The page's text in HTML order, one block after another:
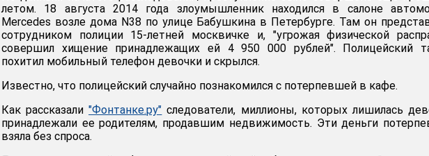
летом. 18 августа 2014 года злоумышленник находился в салоне
Mercedes возле дома N38 по улице Бабушкина в Петербурге. Там он
сотрудником полиции 15-летней москвичке и, "угрожая физической
совершил хищение принадлежащих ей 4 950 000 рублей". Полицейский
похитил мобильный телефон девочки и скрылся.
Известно, что полицейский случайно познакомился с потерпевшей в кафе.
Как рассказали"Фонтанке.ру" следователи, миллионы, которых лишилась
принадлежали ее родителям, продавшим недвижимость. Эти деньги
взяла без спроса.